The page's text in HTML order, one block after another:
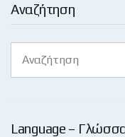
Αναζήτηση
for:
Language –